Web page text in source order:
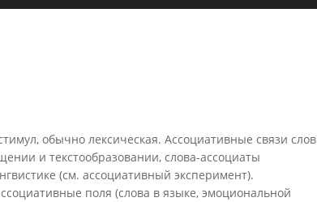
обычно лексическая. Ассоциативные связи слов
и текстообразовании, слова-ассоциаты
(см. ассоциативный эксперимент).
поля (слова в языке, эмоциональной